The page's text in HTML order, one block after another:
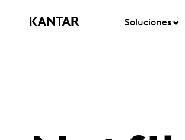
Soluciones